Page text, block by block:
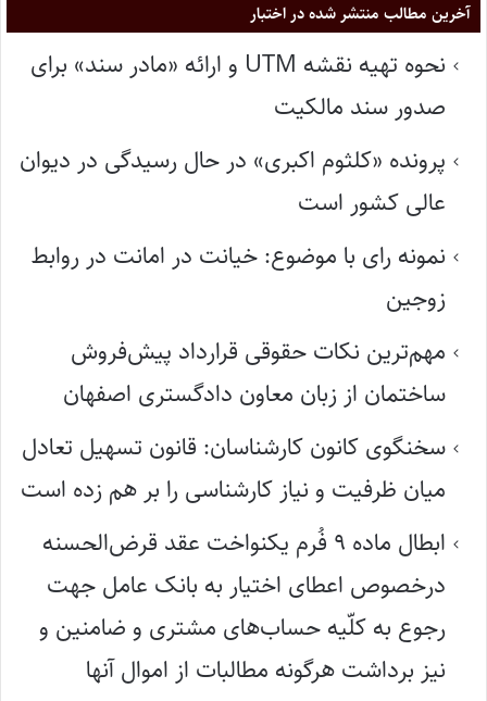
آخرین مطالب منتشر شده در اختبار
نحوه تهیه نقشه UTM و ارائه «مادر سند» برای
صدور سند مالکیت
پرونده «کلثوم اکبری» در حال رسیدگی در دیوان
عالی کشور است
نمونه رای با موضوع: خیانت در امانت در روابط
زوجین
مهم‌ترین نکات حقوقی قرارداد پیش‌فروش
ساختمان از زبان معاون دادگستری اصفهان
سخنگوی کانون کارشناسان: قانون تسهیل تعادل
میان ظرفیت و نیاز کارشناسی را بر هم زده است
ابطال ماده ۹ فُرم یکنواخت عقد قرض‌الحسنه
درخصوص اعطای اختیار به بانک عامل جهت
رجوع به کلّیه حساب‌های مشتری و ضامنین و
نیز برداشت هرگونه مطالبات از اموال آنها